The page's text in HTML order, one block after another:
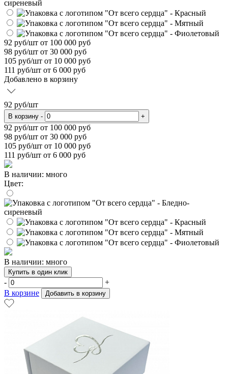
92 руб/шт от 100 000 руб
98 руб/шт от 30 000 руб
105 руб/шт от 10 000 руб
111 руб/шт от 6 000 руб
Добавлено в корзину
92 руб/шт
В корзину - +
92 руб/шт от 100 000 руб
98 руб/шт от 30 000 руб
105 руб/шт от 10 000 руб
111 руб/шт от 6 000 руб
В наличии: много
Цвет:
В наличии: много
Купить в один клик
-
+
В корзине
Добавить в корзину